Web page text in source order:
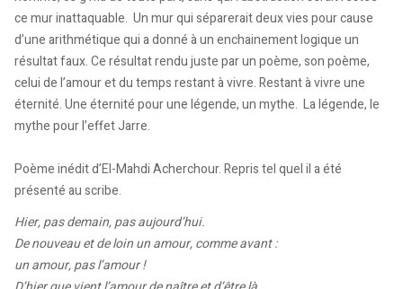
ce mur inattaquable. Un mur qui séparerait deux vies pour cause
d’une arithmétique qui a donné à un enchainement logique un
résultat faux. Ce résultat rendu juste par un poème, son poème,
celui de l’amour et du temps restant à vivre. Restant à vivre une
éternité. Une éternité pour une légende, un mythe. La légende, le
mythe pour l’effet Jarre.
Poème inédit d’El-Mahdi Acherchour. Repris tel quel il a été
présenté au scribe.
Hier, pas demain, pas aujourd’hui.
De nouveau et de loin un amour, comme avant :
un amour, pas l’amour !